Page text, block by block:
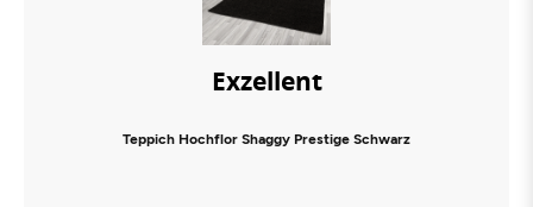
Exzellent
Teppich Hochflor Shaggy Prestige Schwarz